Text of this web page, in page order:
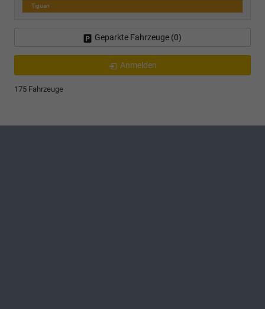
Tiguan
Geparkte Fahrzeuge (0)
Anmelden
175 Fahrzeuge